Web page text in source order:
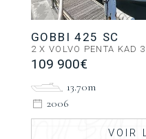
GOBBI 425 SC
2 X VOLVO PENTA KAD
109 900€
13.70m
2006
VOIR